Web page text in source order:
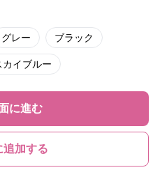
グレー ブラック
カイブルー
に進む
追加する